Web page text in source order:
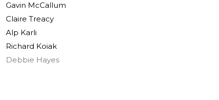
Gavin McCallum
Claire Treacy
Alp Karli
Richard Koiak
Debbie Hayes